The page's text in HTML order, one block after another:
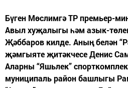
Бүген Мөслимгә ТР премьер-
Авыл хуҗалыгы һәм азык-
Җәббаров килде. Аның белән
җәмгыяте җитәкчесе Денис
Аларны “Яшьлек”
муниципаль район башлыгы